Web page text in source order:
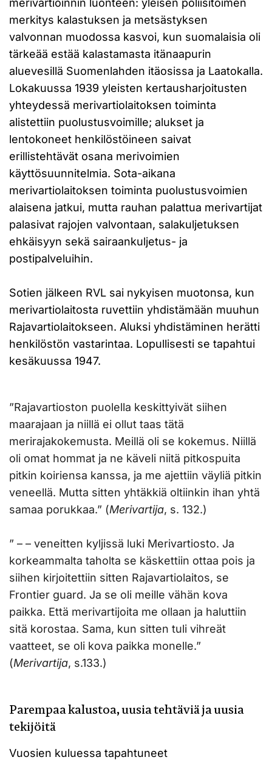
merivartioinnin luonteen: yleisen poliisitoimen
merkitys kalastuksen ja metsästyksen
valvonnan muodossa kasvoi, kun suomalaisia oli
tärkeää estää kalastamasta itänaapurin
aluevesillä Suomenlahden itäosissa ja Laatokalla.
Lokakuussa 1939 yleisten kertausharjoitusten
yhteydessä merivartiolaitoksen toiminta
alistettiin puolustusvoimille; alukset ja
lentokoneet henkilöstöineen saivat
erillistehtävät osana merivoimien
käyttösuunnitelmia. Sota-aikana
merivartiolaitoksen toiminta puolustusvoimien
alaisena jatkui, mutta rauhan palattua merivartijat
palasivat rajojen valvontaan, salakuljetuksen
ehkäisyyn sekä sairaankuljetus- ja
postipalveluihin.
Sotien jälkeen RVL sai nykyisen muotonsa, kun
merivartiolaitosta ruvettiin yhdistämään muuhun
Rajavartiolaitokseen. Aluksi yhdistäminen herätti
henkilöstön vastarintaa. Lopullisesti se tapahtui
kesäkuussa 1947.
”Rajavartioston puolella keskittyivät siihen
maarajaan ja niillä ei ollut taas tätä
merirajakokemusta. Meillä oli se kokemus. Niillä
oli omat hommat ja ne käveli niitä pitkospuita
pitkin koiriensa kanssa, ja me ajettiin väyliä pitkin
veneellä. Mutta sitten yhtäkkiä oltiinkin ihan yhtä
samaa porukkaa.” (Merivartija, s. 132.)
” – – veneitten kyljissä luki Merivartiosto. Ja
korkeammalta taholta se käskettiin ottaa pois ja
siihen kirjoitettiin sitten Rajavartiolaitos, se
Frontier guard. Ja se oli meille vähän kova
paikka. Että merivartijoita me ollaan ja haluttiin
sitä korostaa. Sama, kun sitten tuli vihreät
vaatteet, se oli kova paikka monelle.”
(Merivartija, s.133.)
Parempaa kalustoa, uusia tehtäviä ja uusia
tekijöitä
Vuosien kuluessa tapahtuneet